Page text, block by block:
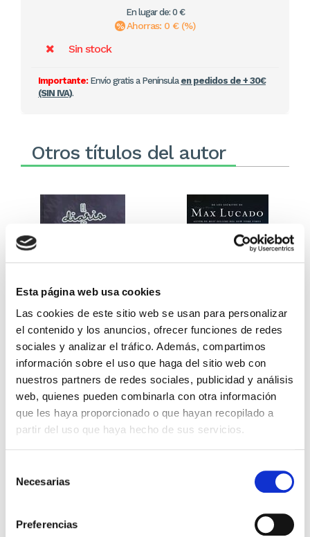
Esta página web usa cookies
Las cookies de este sitio web se usan para personalizar
el contenido y los anuncios, ofrecer funciones de redes
sociales y analizar el tráfico. Además, compartimos
información sobre el uso que haga del sitio web con
nuestros partners de redes sociales, publicidad y análisis
web, quienes pueden combinarla con otra información
que les haya proporcionado o que hayan recopilado a
partir del uso que haya hecho de sus servicios.
Necesarias
Preferencias
En lugar de: 0 €
Ahorras: 0 € (%)
Sin stock
Importante:Envío gratis a Península en pedidos de + 30€
(SIN IVA).
Otros títulos del autor
El diario de Álex 3: ¡Álex,
cámara y acción!
Garrido
9,99€ 0,50€ (5%)
9,49€
Gente Común Perdidos y
Hallados
16,00€ 0,80€ (5%)
15,20€
Stock:-
Opiniones de clientes